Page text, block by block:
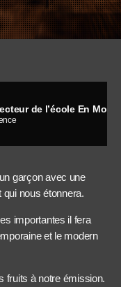
garçon avec une
qui nous étonnera.
importantes il fera
et le modern
fruits à notre émission.